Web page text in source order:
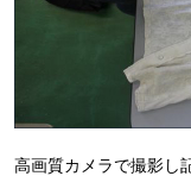
高画質カメラで撮影し